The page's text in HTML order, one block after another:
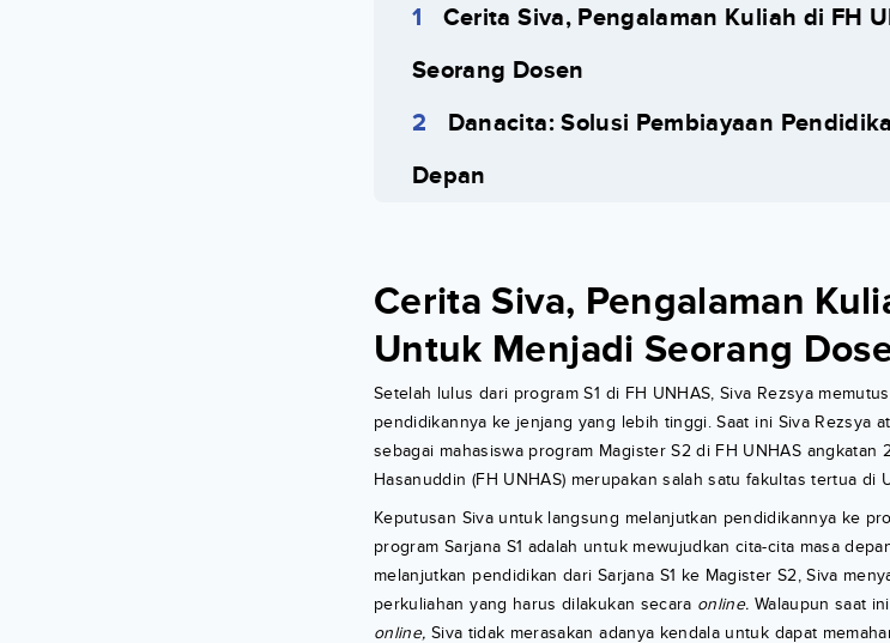
Cerita Siva, Pengalaman Kuliah di FH
Seorang Dosen
Danacita: Solusi Pembiayaan
Depan
Cerita Siva, Pengalaman
Untuk Menjadi Seorang
Setelah lulus dari program S1 di FH UNHAS, Siva Rezsya
pendidikannya ke jenjang yang lebih tinggi. Saat ini Siva Rezsya
sebagai mahasiswa program Magister S2 di FH UNHAS angkatan
Hasanuddin (FH UNHAS) merupakan salah satu fakultas tertua di
Keputusan Siva untuk langsung melanjutkan pendidikannya ke
program Sarjana S1 adalah untuk mewujudkan cita-cita masa
melanjutkan pendidikan dari Sarjana S1 ke Magister S2, Siva
perkuliahan yang harus dilakukan secara online. Walaupun saat
online, Siva tidak merasakan adanya kendala untuk dapat